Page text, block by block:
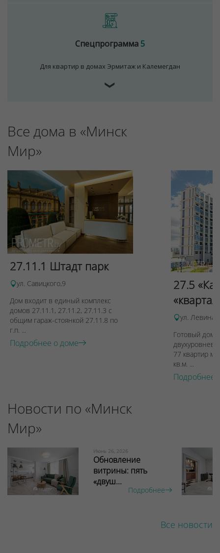
Спецпрограмма5
Для квартир в домах Эрмитаж и Калемегдан
❯
Все дома в «Минск
Мир»
27.11.1 Штадт парк
ул. Савицкого,9
Дом входит в единый комплекс
домов 27.11.1, 27.11.2, 27.11.3 с
общим гараж-стоянкой 27.11.8 по
г.п. ...
Подробнее о доме
27.5
ул. Левина,
Готовый дом
77 квартир
кв.м. ...
Подробнее
Новости по «Минск
Мир»
Июнь 26, 2026
Обновление
витрины: пять
«двуш...
Подробнее
Все новости